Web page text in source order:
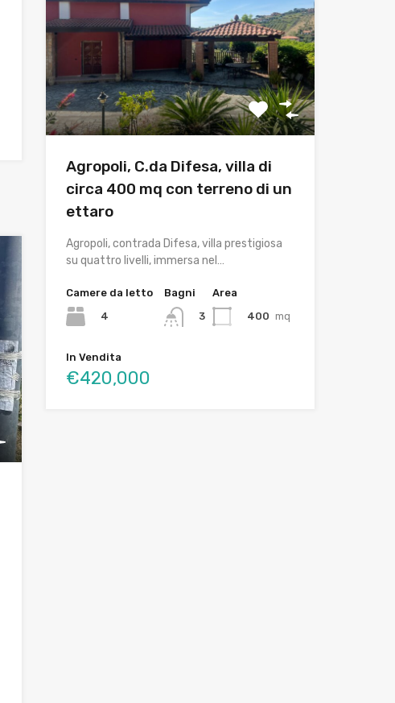
Agropoli, C.da Difesa, villa di
circa 400 mq con terreno di un
ettaro
Agropoli, contrada Difesa, villa prestigiosa
su quattro livelli, immersa nel…
Camere da letto
4
Bagni
3
Area
400 mq
In Vendita
€420,000